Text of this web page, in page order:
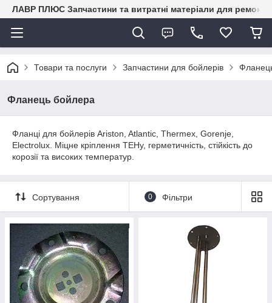
ЛАВР ПЛЮС Запчастини та витратні матеріали для ремонту
Товари та послуги Запчастини для бойлерів
Фланець бойлера
Фланці для бойлерів Ariston, Atlantic, Thermex, Gorenje,
Electrolux. Міцне кріплення ТЕНу, герметичність, стійкість до
корозії та високих температур.
Сортування 0 Фільтри